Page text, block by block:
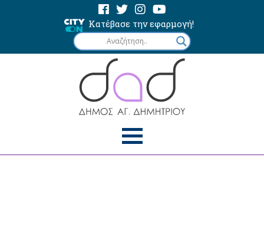
Κατέβασε την εφαρμογή!